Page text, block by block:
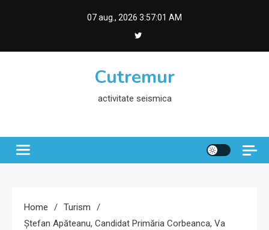
07 aug., 2026 3:57:01 AM
Cutremur
activitate seismica
Home
Turism
Ștefan Apăteanu, Candidat Primăria Corbeanca, Va